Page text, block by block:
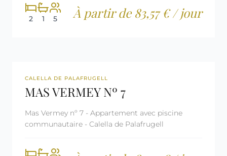
2 1 5 À partir de 83,57 € / jour
REF: CM2041 LICENCE TOURISTIQUE
CALELLA DE PALAFRUGELL
MAS VERMEY Nº 7
Mas Vermey nº 7 - Appartement avec piscine
communautaire - Calella de Palafrugell